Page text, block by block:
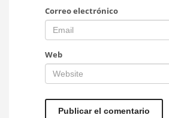
Correo electrónico
Web